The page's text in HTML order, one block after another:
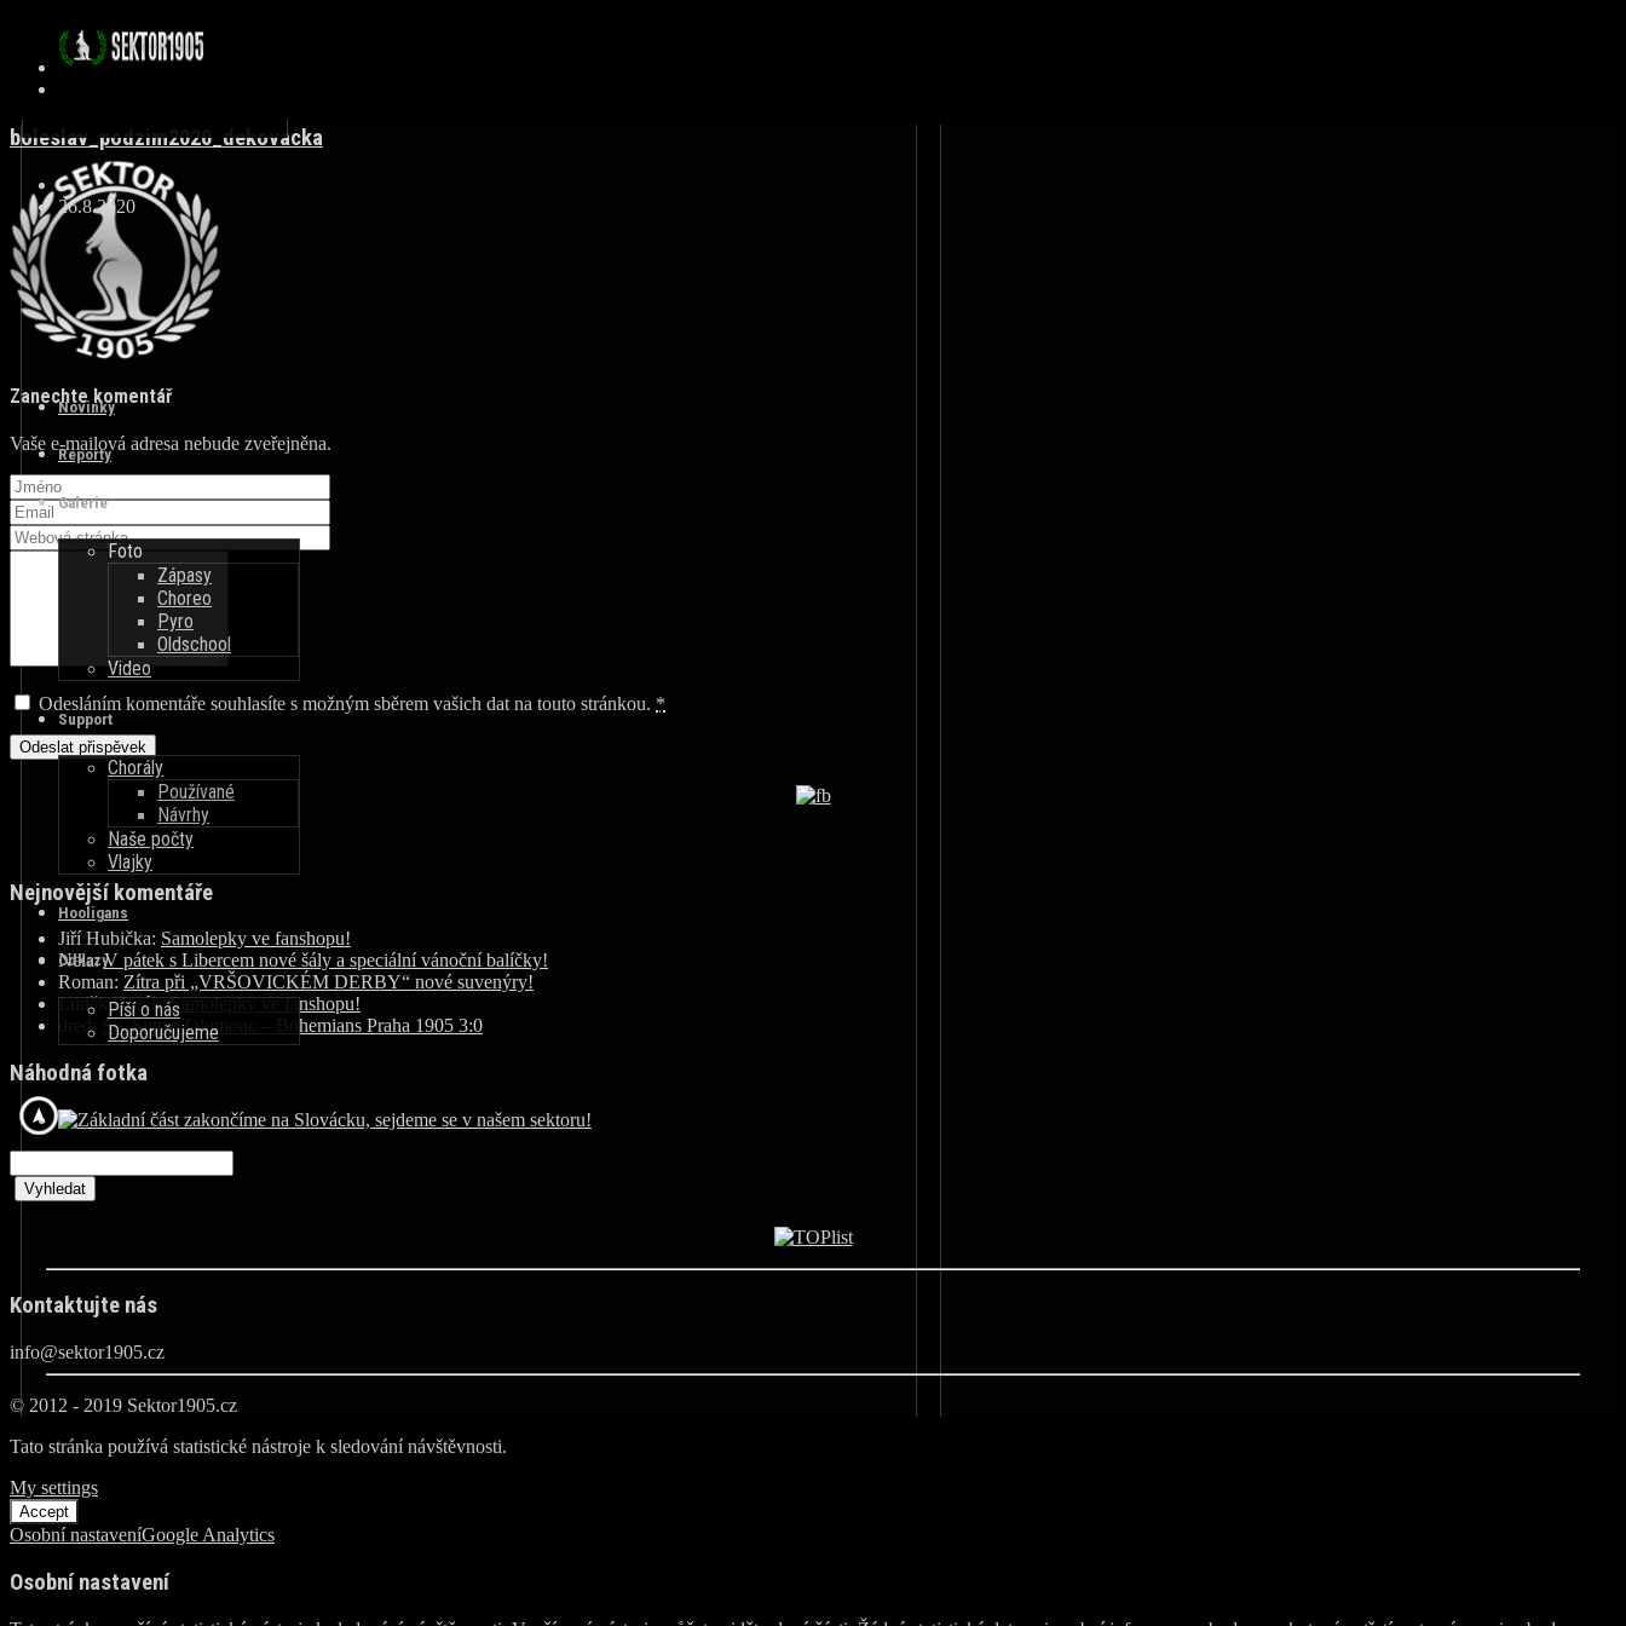
Novinky
Reporty
Galerie
Foto
Zápasy
Choreo
Pyro
Oldschool
Video
Support
Chorály
Používané
Návrhy
Naše počty
Vlajky
Hooligans
Odkazy
Píší o nás
Doporučujeme
boleslav_podzim2020_dekovacka
26.8.2020
Zanechte komentář
Vaše e-mailová adresa nebude zveřejněna.
Odesláním komentáře souhlasíte s možným sběrem vašich dat na touto stránkou. *
Nejnovější komentáře
Jiří Hubička: Samolepky ve fanshopu!
Nela:V pátek s Libercem nové šály a speciální vánoční balíčky!
Roman: Zítra při „VRŠOVICKÉM DERBY“ nové suvenýry!
Luděk Horák:Samolepky ve fanshopu!
dred: SK Sigma Olomouc – Bohemians Praha 1905 3:0
Náhodná fotka
Kontaktujte nás
info@sektor1905.cz
© 2012 - 2019 Sektor1905.cz
Tato stránka používá statistické nástroje k sledování návštěvnosti.
My settings
Accept
Osobní nastaveníGoogle Analytics
Osobní nastavení